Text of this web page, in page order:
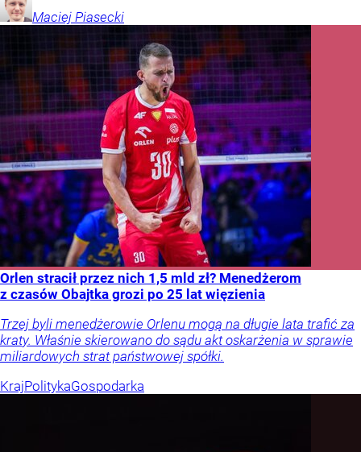
Maciej Piasecki
Orlen stracił przez nich 1,5 mld zł? Menedżerom
z czasów Obajtka grozi po 25 lat więzienia
Trzej byli menedżerowie Orlenu mogą na długie lata trafić za
kraty. Właśnie skierowano do sądu akt oskarżenia w sprawie
miliardowych strat państwowej spółki.
KrajPolitykaGospodarka